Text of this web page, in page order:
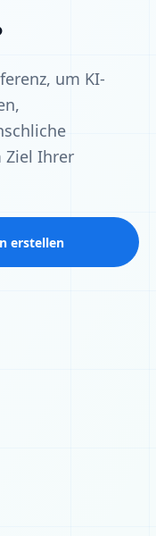
um KI-
Ziel Ihrer
erstellen